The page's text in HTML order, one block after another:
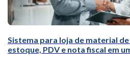
Sistema para loja de material
estoque, PDV e nota fiscal em